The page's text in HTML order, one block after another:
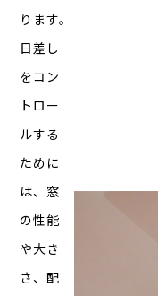
ります。
日差し
をコン
トロー
ルする
ために
は、窓
の性能
や大き
さ、配